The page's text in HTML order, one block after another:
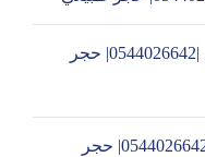
تركيب حجر صناعي في ام القيوين |0544026642| حجر
تركيب حجر صناعي في الشارقة |0544026642| حجر